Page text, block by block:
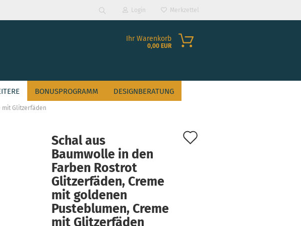
Suche...
Login
Passwort
Konto erstellen
Passwort vergessen?
Merkzettel
Ihr Warenkorb
0,00 EUR
BONUSPROGRAMM DESIGNBERATUNG
mit Glitzerfäden
Schal aus
Baumwolle in den
Farben Rostrot
Glitzerfäden, Creme
mit goldenen
Pusteblumen, Creme
mit Glitzerfäden